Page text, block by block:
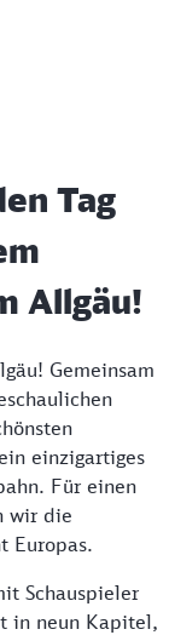
Tag
Allgäu!
Gemeinsam
einzigartiges
Für einen
wir die
Europas.
Schauspieler
in neun Kapitel,